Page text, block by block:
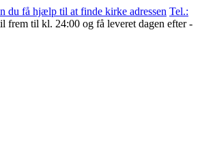
du få hjælp til at finde kirke adressen Tel.:
frem til kl. 24:00 og få leveret dagen efter -